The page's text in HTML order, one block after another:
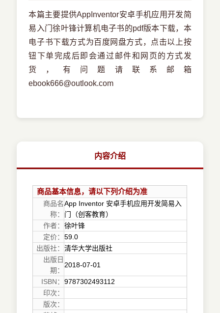
本篇主要提供AppInventor安卓手机应用开发简
易入门徐叶锋计算机电子书的pdf版本下载，本
电子书下载方式为百度网盘方式，点击以上按
钮下单完成后即会通过邮件和网页的方式发
货，有问题请联系邮箱
ebook666@outlook.com
内容介绍
商品基本信息，请以下列介绍为准
商品名
称：
App Inventor 安卓手机应用开发简易入
门（创客教育）
作者： 徐叶锋
定价： 59.0
出版社： 清华大学出版社
出版日
期：
2018-07-01
ISBN： 9787302493112
印次：
版次：